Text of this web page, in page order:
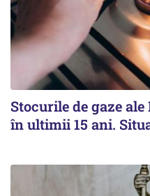
Stocurile de gaze
în ultimii 15 ani.